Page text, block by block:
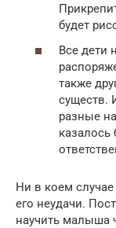
будет
Все дети
также
существ.
разные
Ни в коем
его неудачи.
научить малыша